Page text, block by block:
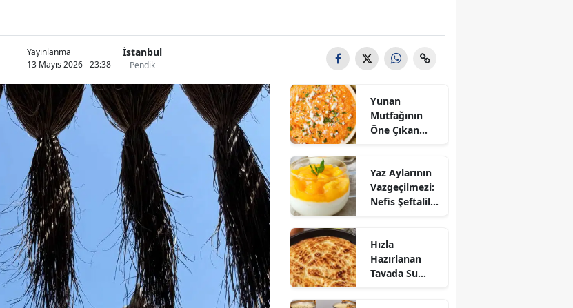
Yayınlanma
13 Mayıs 2026 - 23:38
İstanbul
Pendik
Yunan
Mutfağının
Öne Çıkan
Nasıl Yapılır?
Yaz Aylarının
Vazgeçilmezi:
Nefis Şeftalili
Hızla
Hazırlanan
Tavada Su